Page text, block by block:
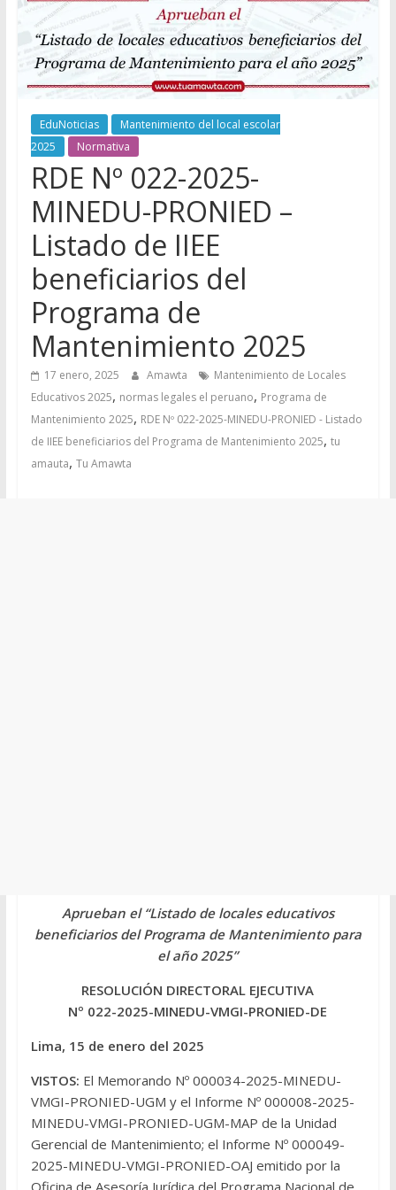
EduNoticias
Mantenimiento del local escolar
2025
Normativa
RDE Nº 022-2025-
MINEDU-PRONIED –
Listado de IIEE
beneficiarios del
Programa de
Mantenimiento 2025
17 enero, 2025 Amawta
Mantenimiento de Locales
Educativos 2025, normas legales el peruano, Programa de
Mantenimiento 2025, RDE Nº 022-2025-MINEDU-PRONIED - Listado
de IIEE beneficiarios del Programa de Mantenimiento 2025, tu
amauta, Tu Amawta
Aprueban el “Listado de locales educativos
beneficiarios del Programa de Mantenimiento para
el año 2025”
RESOLUCIÓN DIRECTORAL EJECUTIVA
Nº 022-2025-MINEDU-VMGI-PRONIED-DE
Lima, 15 de enero del 2025
VISTOS: El Memorando Nº 000034-2025-MINEDU-
VMGI-PRONIED-UGM y el Informe Nº 000008-2025-
MINEDU-VMGI-PRONIED-UGM-MAP de la Unidad
Gerencial de Mantenimiento; el Informe Nº 000049-
2025-MINEDU-VMGI-PRONIED-OAJ emitido por la